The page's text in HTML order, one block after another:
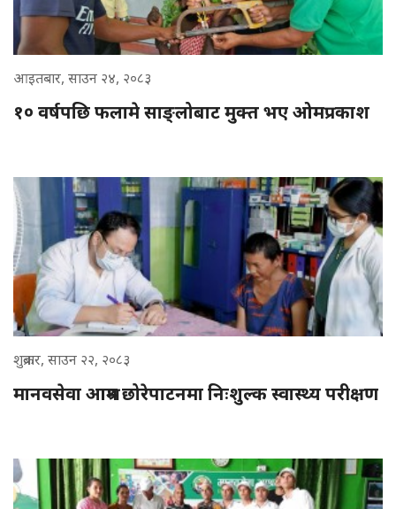
आइतबार, साउन २४, २०८३
१० वर्षपछि फलामे साङ्लोबाट मुक्त भए ओमप्रकाश
शुक्रबार, साउन २२, २०८३
मानवसेवा आश्रम छोरेपाटनमा निःशुल्क स्वास्थ्य परीक्षण